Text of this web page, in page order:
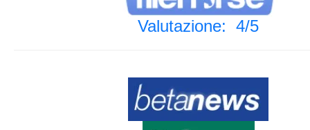
Valutazione: 4/5